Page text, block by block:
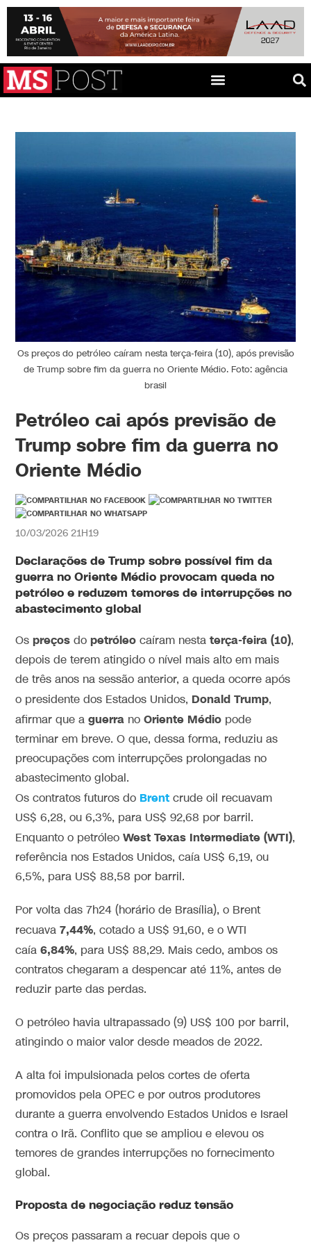
Os preços do petróleo caíram nesta terça-feira (10), após previsão
de Trump sobre fim da guerra no Oriente Médio. Foto: agência
brasil
Petróleo cai após previsão de
Trump sobre fim da guerra no
Oriente Médio
10/03/2026 21H19
Declarações deTrump sobre possível fim da
guerra noOriente Médio provocam queda no
petróleo e reduzem temores de interrupções no
abastecimento global
Ospreços dopetróleo caíram nestaterça-feira (10),
depois de terem atingido o nível mais alto em mais
de três anos na sessão anterior, a queda ocorre após
o presidente dos Estados Unidos, Donald Trump,
afirmar que aguerra noOriente Médio pode
terminar em breve. O que, dessa forma, reduziu as
preocupações com interrupções prolongadas no
abastecimento global.
Os contratos futuros do Brent crude oil recuavam
US$ 6,28, ou 6,3%, para US$ 92,68 por barril.
Enquanto o petróleoWest Texas Intermediate (WTI),
referência nos Estados Unidos, caía US$ 6,19, ou
6,5%, para US$ 88,58 por barril.
Por volta das 7h24 (horário de Brasília), o Brent
recuava7,44%, cotado a US$ 91,60, e o WTI
caía6,84%, para US$ 88,29. Mais cedo, ambos os
contratos chegaram a despencar até 11%, antes de
reduzir parte das perdas.
O petróleo havia ultrapassado (9) US$ 100 por barril,
atingindo o maior valor desde meados de 2022.
A alta foi impulsionada pelos cortes de oferta
promovidos pela OPEC e por outros produtores
durante a guerra envolvendo Estados Unidos e Israel
contra o Irã. Conflito que se ampliou e elevou os
temores de grandes interrupções no fornecimento
global.
Proposta de negociação reduz tensão
Os preços passaram a recuar depois que o